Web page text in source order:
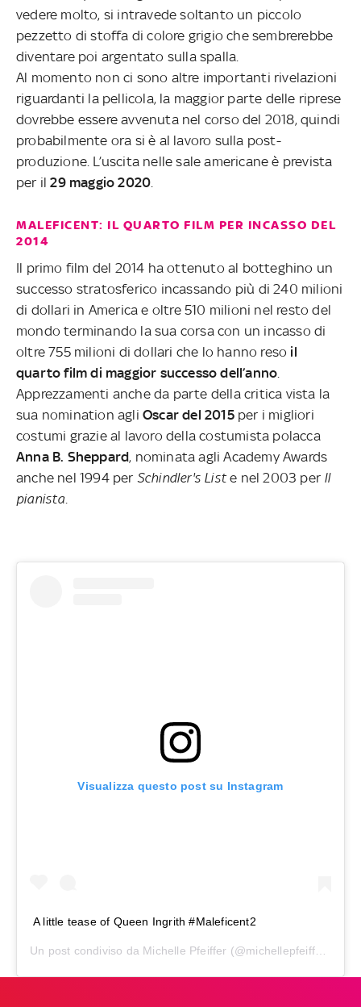
vedere molto, si intravede soltanto un piccolo
pezzetto di stoffa di colore grigio che sembrerebbe
diventare poi argentato sulla spalla.
Al momento non ci sono altre importanti rivelazioni
riguardanti la pellicola, la maggior parte delle riprese
dovrebbe essere avvenuta nel corso del 2018, quindi
probabilmente ora si è al lavoro sulla post-
produzione. L’uscita nelle sale americane è prevista
per il29 maggio 2020.
MALEFICENT: IL QUARTO FILM PER INCASSO DEL
2014
Il primo film del 2014 ha ottenuto al botteghino un
successo stratosferico incassando più di 240 milioni
di dollari in America e oltre 510 milioni nel resto del
mondo terminando la sua corsa con un incasso di
oltre 755 milioni di dollari che lo hanno reso il
quarto film di maggior successo dell’anno.
Apprezzamenti anche da parte della critica vista la
sua nomination agli Oscar del 2015per i migliori
costumi grazie al lavoro della costumista polacca
Anna B. Sheppard, nominata agli Academy Awards
anche nel 1994 per Schindler's Liste nel 2003 per Il
pianista.
Visualizza questo post su Instagram
A little tease of Queen Ingrith #Maleficent2
Un post condiviso da Michelle Pfeiffer (@michellepfeifferofficial) in data: